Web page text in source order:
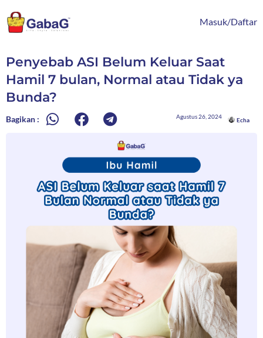
ke
konten
Masuk/Daftar
Penyebab ASI Belum Keluar Saat
Hamil 7 bulan, Normal atau Tidak ya
Bunda?
Bagikan : Agustus 26, 2024
Echa